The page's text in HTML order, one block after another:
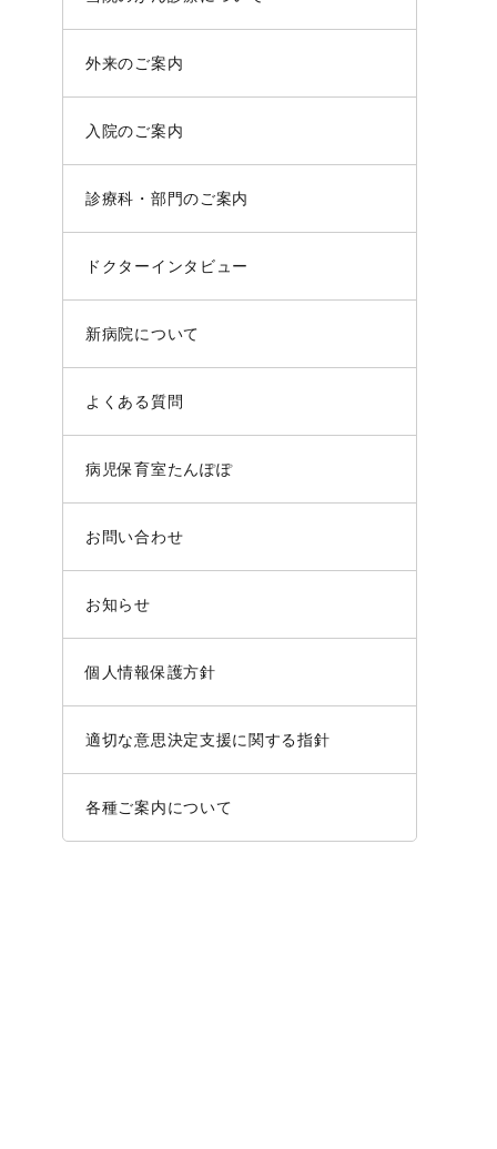
外来のご案内
入院のご案内
診療科・部門のご案内
ドクターインタビュー
新病院について
よくある質問
病児保育室たんぽぽ
お問い合わせ
お知らせ
個人情報保護方針
適切な意思決定支援に関する指針
各種ご案内について